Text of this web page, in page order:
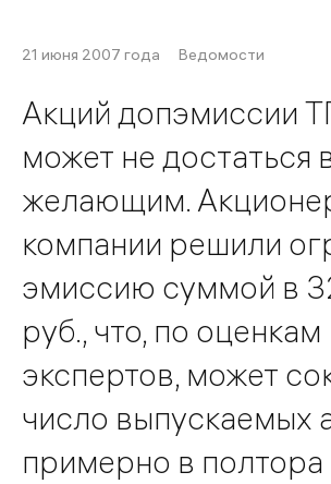
21 июня 2007 года Ведомости
Акций допэмиссии
может не достаться
желающим.
компании решили
эмиссию суммой в
руб., что, по оценкам
экспертов, может
число выпускаемых
примерно в полтора